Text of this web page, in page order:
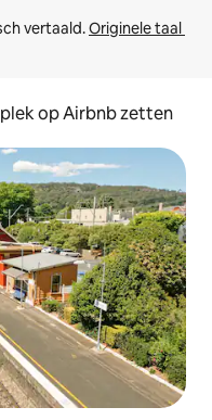
vertaald. Originele taal
op Airbnb zetten